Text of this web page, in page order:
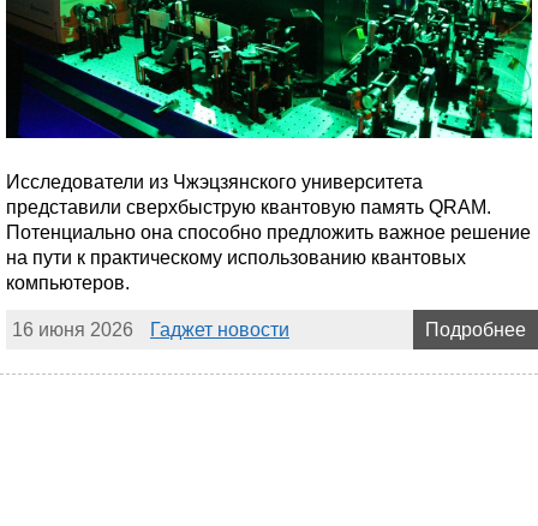
Исследователи из Чжэцзянского университета
представили сверхбыструю квантовую память QRAM.
Потенциально она способно предложить важное решение
на пути к практическому использованию квантовых
компьютеров.
16 июня 2026 Гаджет новости Подробнее